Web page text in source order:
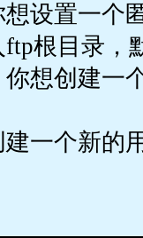
置一个
目录，默
创建一个
个新的用